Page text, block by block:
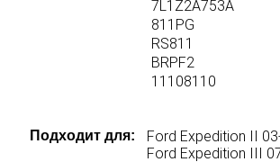
7L1Z2A753A
811PG
RS811
BRPF2
11108110
Подходит для:
Ford Expedition II
Ford Expedition III